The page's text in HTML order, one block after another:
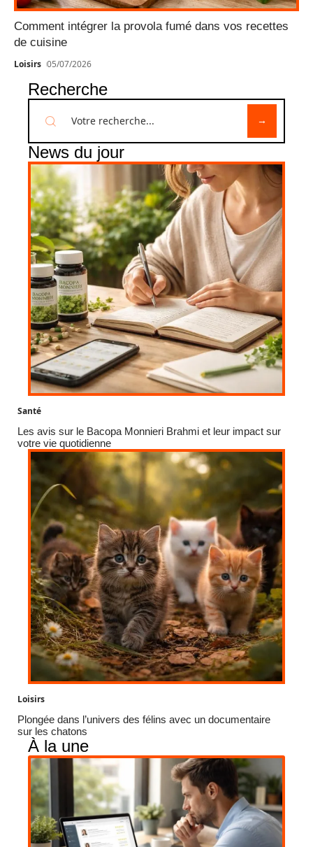
Comment intégrer la provola fumé dans vos recettes
de cuisine
Loisirs 05/07/2026
Recherche
News du jour
Santé
Les avis sur le Bacopa Monnieri Brahmi et leur impact sur
votre vie quotidienne
Loisirs
Plongée dans l’univers des félins avec un documentaire
sur les chatons
À la une